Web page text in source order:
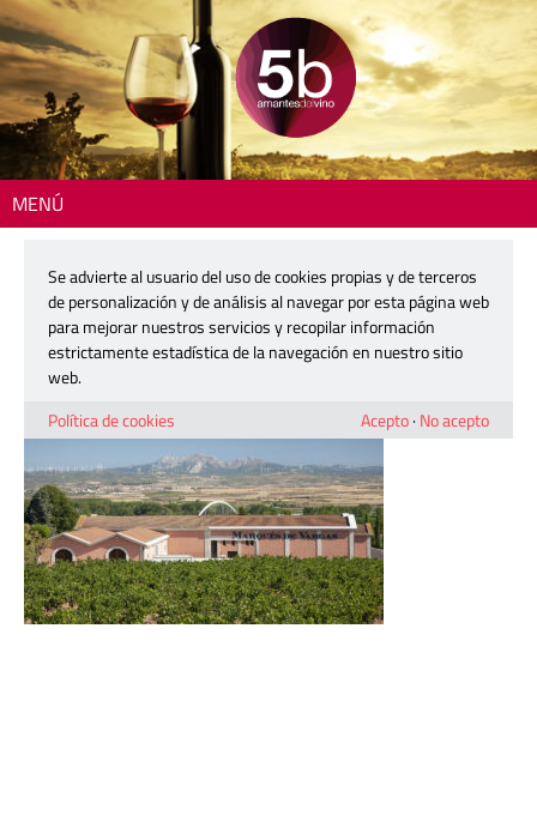
MENÚ
250603-marques-de-vargas-01
3 junio, 2025
Se advierte al usuario del uso de cookies propias y de terceros
de personalización y de análisis al navegar por esta página web
para mejorar nuestros servicios y recopilar información
estrictamente estadística de la navegación en nuestro sitio
web.
Política de cookies
Acepto· No acepto